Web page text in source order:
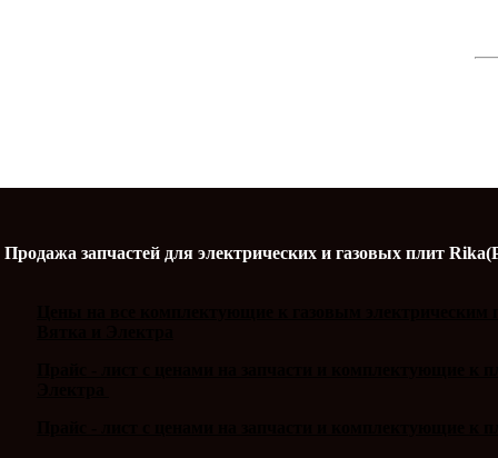
Продажа запчастей для электрических и газовых плит